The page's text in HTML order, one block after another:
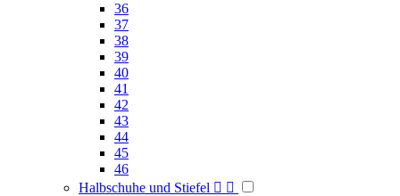
36
37
38
39
40
41
42
43
44
45
46
Halbschuhe und Stiefel  